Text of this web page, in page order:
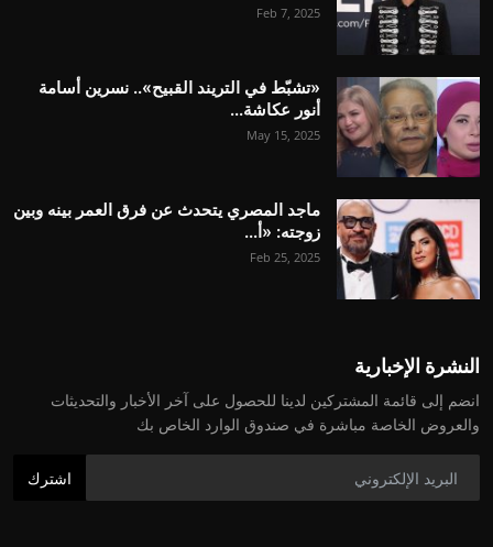
Feb 7, 2025
«تشبّط في التريند القبيح».. نسرين أسامة
أنور عكاشة...
May 15, 2025
ماجد المصري يتحدث عن فرق العمر بينه وبين
زوجته: «أ...
Feb 25, 2025
النشرة الإخبارية
انضم إلى قائمة المشتركين لدينا للحصول على آخر الأخبار والتحديثات
والعروض الخاصة مباشرة في صندوق الوارد الخاص بك
اشترك